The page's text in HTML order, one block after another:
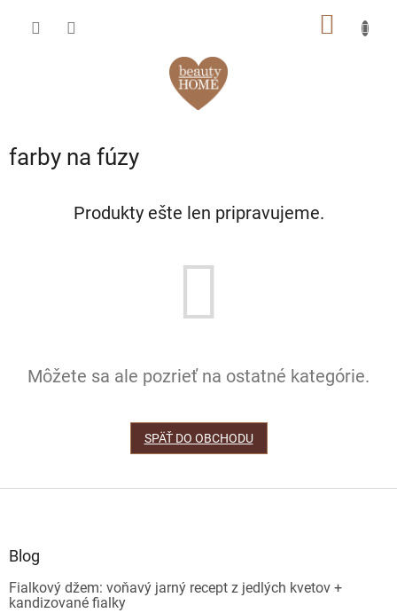
farby na fúzy
Produkty ešte len pripravujeme.
Môžete sa ale pozrieť na ostatné kategórie.
SPÄŤ DO OBCHODU
Blog
Fialkový džem: voňavý jarný recept z jedlých kvetov +
kandizované fialky